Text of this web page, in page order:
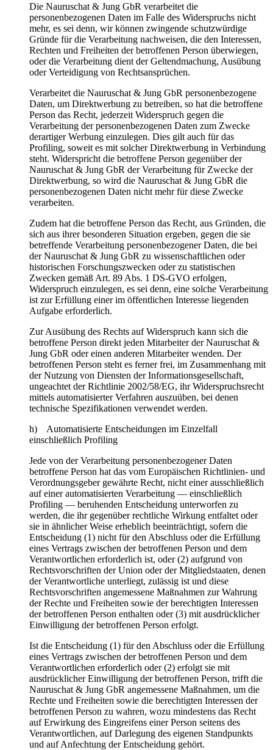
Die Nauruschat & Jung GbR verarbeitet die
personenbezogenen Daten im Falle des Widerspruchs nicht
mehr, es sei denn, wir können zwingende schutzwürdige
Gründe für die Verarbeitung nachweisen, die den Interessen,
Rechten und Freiheiten der betroffenen Person überwiegen,
oder die Verarbeitung dient der Geltendmachung, Ausübung
oder Verteidigung von Rechtsansprüchen.
Verarbeitet die Nauruschat & Jung GbR personenbezogene
Daten, um Direktwerbung zu betreiben, so hat die betroffene
Person das Recht, jederzeit Widerspruch gegen die
Verarbeitung der personenbezogenen Daten zum Zwecke
derartiger Werbung einzulegen. Dies gilt auch für das
Profiling, soweit es mit solcher Direktwerbung in Verbindung
steht. Widerspricht die betroffene Person gegenüber der
Nauruschat & Jung GbR der Verarbeitung für Zwecke der
Direktwerbung, so wird die Nauruschat & Jung GbR die
personenbezogenen Daten nicht mehr für diese Zwecke
verarbeiten.
Zudem hat die betroffene Person das Recht, aus Gründen, die
sich aus ihrer besonderen Situation ergeben, gegen die sie
betreffende Verarbeitung personenbezogener Daten, die bei
der Nauruschat & Jung GbR zu wissenschaftlichen oder
historischen Forschungszwecken oder zu statistischen
Zwecken gemäß Art. 89 Abs. 1 DS-GVO erfolgen,
Widerspruch einzulegen, es sei denn, eine solche Verarbeitung
ist zur Erfüllung einer im öffentlichen Interesse liegenden
Aufgabe erforderlich.
Zur Ausübung des Rechts auf Widerspruch kann sich die
betroffene Person direkt jeden Mitarbeiter der Nauruschat &
Jung GbR oder einen anderen Mitarbeiter wenden. Der
betroffenen Person steht es ferner frei, im Zusammenhang mit
der Nutzung von Diensten der Informationsgesellschaft,
ungeachtet der Richtlinie 2002/58/EG, ihr Widerspruchsrecht
mittels automatisierter Verfahren auszuüben, bei denen
technische Spezifikationen verwendet werden.
h) Automatisierte Entscheidungen im Einzelfall
einschließlich Profiling
Jede von der Verarbeitung personenbezogener Daten
betroffene Person hat das vom Europäischen Richtlinien- und
Verordnungsgeber gewährte Recht, nicht einer ausschließlich
auf einer automatisierten Verarbeitung — einschließlich
Profiling — beruhenden Entscheidung unterworfen zu
werden, die ihr gegenüber rechtliche Wirkung entfaltet oder
sie in ähnlicher Weise erheblich beeinträchtigt, sofern die
Entscheidung (1) nicht für den Abschluss oder die Erfüllung
eines Vertrags zwischen der betroffenen Person und dem
Verantwortlichen erforderlich ist, oder (2) aufgrund von
Rechtsvorschriften der Union oder der Mitgliedstaaten, denen
der Verantwortliche unterliegt, zulässig ist und diese
Rechtsvorschriften angemessene Maßnahmen zur Wahrung
der Rechte und Freiheiten sowie der berechtigten Interessen
der betroffenen Person enthalten oder (3) mit ausdrücklicher
Einwilligung der betroffenen Person erfolgt.
Ist die Entscheidung (1) für den Abschluss oder die Erfüllung
eines Vertrags zwischen der betroffenen Person und dem
Verantwortlichen erforderlich oder (2) erfolgt sie mit
ausdrücklicher Einwilligung der betroffenen Person, trifft die
Nauruschat & Jung GbR angemessene Maßnahmen, um die
Rechte und Freiheiten sowie die berechtigten Interessen der
betroffenen Person zu wahren, wozu mindestens das Recht
auf Erwirkung des Eingreifens einer Person seitens des
Verantwortlichen, auf Darlegung des eigenen Standpunkts
und auf Anfechtung der Entscheidung gehört.